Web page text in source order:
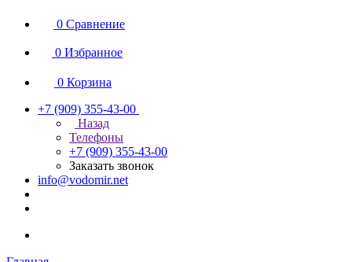
0 Сравнение
0 Избранное
0 Корзина
+7 (909) 355-43-00
Назад
Телефоны
+7 (909) 355-43-00
Заказать звонок
info@vodomir.net